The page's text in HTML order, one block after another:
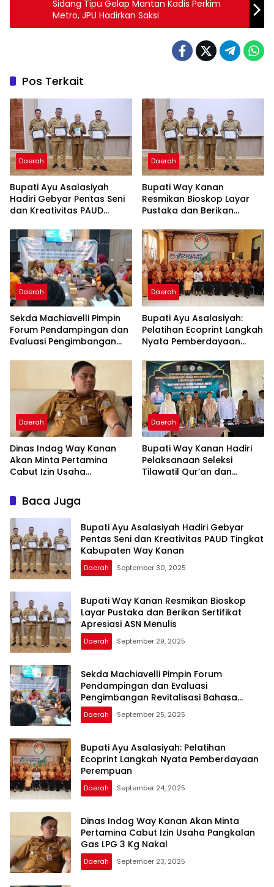
Sidang Tipu Gelap Mantan Kadis Perkim
Metro, JPU Hadirkan Saksi
Pos Terkait
Daerah
Bupati Ayu Asalasiyah
Hadiri Gebyar Pentas Seni
dan Kreativitas PAUD
Kanan
Daerah
Bupati Way Kanan
Resmikan Bioskop Layar
Pustaka dan Berikan
Menulis
Daerah
Sekda Machiavelli Pimpin
Forum Pendampingan dan
Evaluasi Pengimbangan
Daerah
Bupati Ayu Asalasiyah:
Pelatihan Ecoprint Langkah
Nyata Pemberdayaan
Daerah
Dinas Indag Way Kanan
Akan Minta Pertamina
Cabut Izin Usaha
Nakal
Daerah
Bupati Way Kanan Hadiri
Pelaksanaan Seleksi
Tilawatil Qur’an dan
Baca Juga
Bupati Ayu Asalasiyah Hadiri Gebyar
Pentas Seni dan Kreativitas PAUD Tingkat
Kabupaten Way Kanan
Daerah September 30, 2025
Bupati Way Kanan Resmikan Bioskop
Layar Pustaka dan Berikan Sertifikat
Apresiasi ASN Menulis
Daerah September 29, 2025
Sekda Machiavelli Pimpin Forum
Pendampingan dan Evaluasi
Pengimbangan Revitalisasi Bahasa
Daerah
Daerah September 25, 2025
Bupati Ayu Asalasiyah: Pelatihan
Ecoprint Langkah Nyata Pemberdayaan
Perempuan
Daerah September 24, 2025
Dinas Indag Way Kanan Akan Minta
Pertamina Cabut Izin Usaha Pangkalan
Gas LPG 3 Kg Nakal
Daerah September 23, 2025